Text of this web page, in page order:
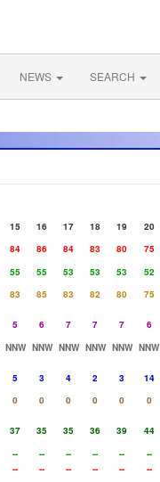
NEWS SEARCH
15 16 17 18 19 20
84 86 84 83 80 75
55 55 53 53 53 52
83 85 83 82 80
75
5 6 7 7 7 6
NNW NNW NNW NNW NNW NNW
5 3 4 2 3 14
0 0 0 0 0 0
37 35 35 36 39 44
-- -- -- -- -- --
-- -- -- -- -- --